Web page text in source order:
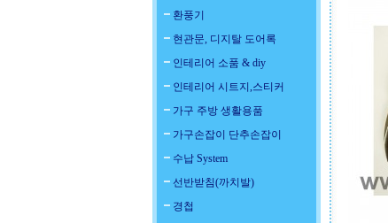
환풍기
현관문, 디지탈 도어록
인테리어 소품 & diy
인테리어 시트지,스티커
가구 주방 생활용품
가구손잡이 단추손잡이
수납 System
선반받침(까치발)
경첩